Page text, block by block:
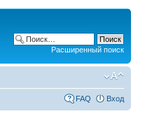
Расширенный поиск
FAQ Вход